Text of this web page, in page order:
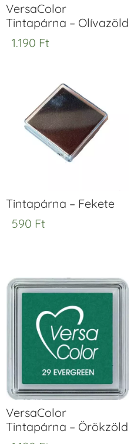
VersaColor
Tintapárna – Olívazöld
1.190 Ft
Tintapárna – Fekete
590 Ft
VersaColor
Tintapárna – Örökzöld